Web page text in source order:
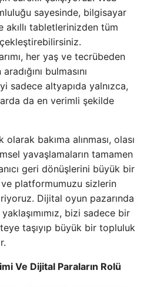
sayesinde, bilgisayar
akıllı tabletlerinizden tüm
her yaş ve tecrübeden
bulmasını
sadece altyapıda yalnızca,
da en verimli şekilde
bakıma alınması, olası
yavaşlamaların tamamen
geri dönüşlerini büyük bir
platformumuzu sizlerin
Dijital oyun pazarında
bizi sadece bir
taşıyıp büyük bir topluluk
Ve Dijital Paraların Rolü